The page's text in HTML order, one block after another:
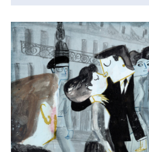
Bundesvorstand
DAS FÜHRUNGSTEAM DES VERBANDS
Bundesgeschäftsstelle
ANSPRECHPARTNER IN BERLIN
Geschichte
70 JAHRE WJD
Partner
NETZWERKE WELTWEIT
DEUTSCHLANDS BESTE AUSBILDER
Unternehmen Vielfalt
VIELFALT STÄRKT ZUKUNFT
Tag der jungen Wirtschaft
WIRTSCHAFTSGIPFEL
Know-how-Transfer
WIRTSCHAFT TRIFFT POLITIK
WJD Training
WJD TRAINING
„UNSERE POSITIONEN IM ÜBERBLICK“
Innovation und Gründung
Digitalisierung
Europa und die Welt
Beruf und Familie
Bildung und Fachkräfte
Pressemitteilungen
AKTUELLE MELDUNGEN
NEWS
Aktuelles
NEWS AUS DEM VERBAND
Publikationen
POSITIONSPAPIERE, BROSCHÜREN
Magazin
DIE JUNGE WIRTSCHAFT